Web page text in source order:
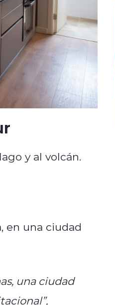
y al volcán.
en una ciudad
una ciudad